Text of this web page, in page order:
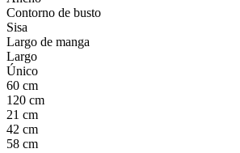
Contorno de busto
Sisa
Largo de manga
Largo
Único
60 cm
120 cm
21 cm
42 cm
58 cm